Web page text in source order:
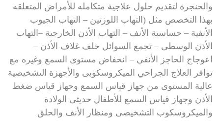
والحنجرة لتقديم حلول علاجية متكامله للأمراض المتعلقه
بهذا التخصص مثل (التهاب اللوزتين – التهاب الجيوب
الأنفية – حساسية الأنف – التهاب الأذن الخارجية –التهاب
الأذن الوسطى – تجمع السوائل خلف غلاف الأذن –
اعوجاج الحاجز الأنفي – انخفاض مستوى السمع وغيره مع
توافر العلاج الجراحي الميكروسكوبى والأجهزة التشخيصية
عالية المستوى من جهاز قياس السمع وجهاز قياس ضغط
الأذن وجهاز قياس السمع للأطفال حديثى الولادة
والميكروسكوب التشخيصى ومنظار الأنف والحلق